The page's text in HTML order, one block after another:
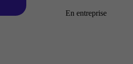
En entreprise